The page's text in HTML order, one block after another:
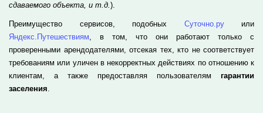
сдаваемого объекта, и т.д.).
Преимущество сервисов, подобных Суточно.руили
Яндекс.Путешествиям, в том, что они работают только с
проверенными арендодателями, отсекая тех, кто не соответствует
требованиям или уличен в некорректных действиях по отношению к
клиентам, а также предоставляя пользователям гарантии
заселения.